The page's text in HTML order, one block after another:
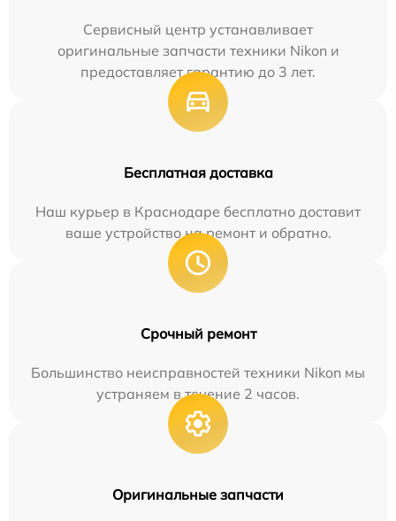
Сервисный центр устанавливает
оригинальные запчасти техники Nikon и
предоставляет гарантию до 3 лет.
Бесплатная доставка
Наш курьер в Краснодаре бесплатно доставит
ваше устройство на ремонт и обратно.
Срочный ремонт
Большинство неисправностей техники Nikon мы
устраняем в течение 2 часов.
Оригинальные запчасти